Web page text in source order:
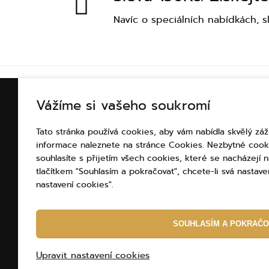
Navíc o speciálních nabídkách,
INFORMACE O NÁKUPU
Vše o nákupu
Platba
Doprava
Ochrana osobních
Vážíme si vašeho soukromí
Tato stránka používá cookies, aby vám nabídla skvělý
informace naleznete na stránce Cookies. Nezbytné
souhlasíte s přijetím všech cookies, které se nacházejí
tlačítkem "Souhlasím a pokračovat", chcete-li svá
nastavení cookies".
SOUHLASÍM A
Upravit nastavení cookies